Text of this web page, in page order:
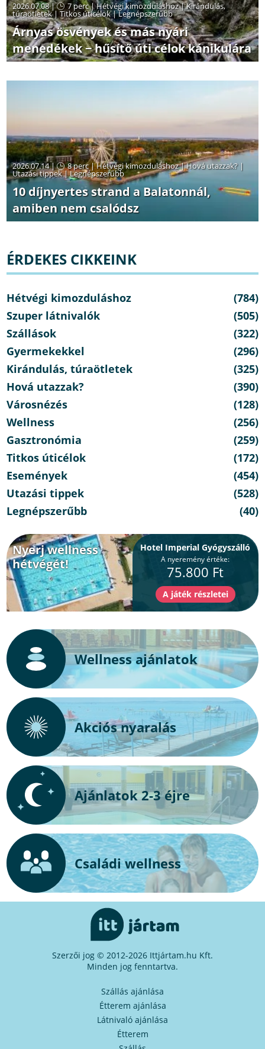
2026.07.08 | 7 perc|Hétvégi kimozduláshoz|Kirándulás,
túraötletek|Titkos úticélok|Legnépszerűbb
Árnyas ösvények és más nyári
menedékek − hűsítő úti célok kánikulára
2026.07.14 | 8 perc|Hétvégi kimozduláshoz|Hová utazzak? |
Utazási tippek|Legnépszerűbb
10 díjnyertes strand a Balatonnál,
amiben nem csalódsz
ÉRDEKES CIKKEINK
Hétvégi kimozduláshoz
(784)
Szuper látnivalók
(505)
Szállások
(322)
Gyermekekkel
(296)
Kirándulás, túraötletek
(325)
Hová utazzak?
(390)
Városnézés
(128)
Wellness
(256)
Gasztronómia
(259)
Titkos úticélok
(172)
Események
(454)
Utazási tippek
(528)
Legnépszerűbb
(40)
Nyerj wellness
hétvégét!
Hotel Imperial Gyógyszálló
A nyeremény értéke:
75.800 Ft
Wellness ajánlatok
Akciós nyaralás
Ajánlatok 2-3 éjre
Családi wellness
Szerzői jog © 2012-2026 Ittjártam.hu Kft.
Minden jog fenntartva.
Szállás ajánlása
Étterem ajánlása
Látnivaló ajánlása
Étterem